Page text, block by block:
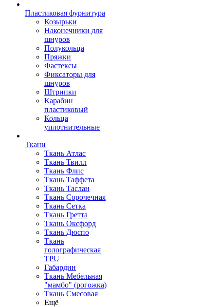
Пластиковая фурнитура
Козырьки
Наконечники для
шнуров
Полукольца
Пряжки
Фастексы
Фиксаторы для
шнуров
Штрипки
Карабин
пластиковый
Кольца
уплотнительные
Ткани
Ткань Атлас
Ткань Твилл
Ткань Флис
Ткань Таффета
Ткань Таслан
Ткань Сорочечная
Ткань Сетка
Ткань Гретта
Ткань Оксфорд
Ткань Дюспо
Ткань
голографическая
TPU
Габардин
Ткань Мебельная
"мамбо" (рогожка)
Ткань Смесовая
Ещё